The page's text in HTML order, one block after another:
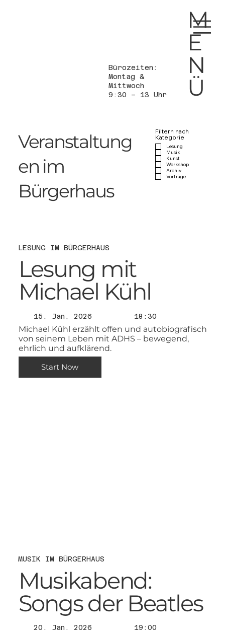
M
E
N
Ü
Bürozeiten:
Montag &
Mittwoch
9:30 – 13 Uhr
Veranstaltung
en im
Bürgerhaus
Filtern nach
Kategorie
Lesung
Musik
Kunst
Workshop
Archiv
Vorträge
LESUNG IM BÜRGERHAUS
Lesung mit
Michael Kühl
15. Jan. 2026 18:30
Michael Kühl erzählt offen und autobiografisch
von seinem Leben mit ADHS – bewegend,
ehrlich und aufklärend.
Start Now
MUSIK IM BÜRGERHAUS
Musikabend:
Songs der Beatles
20. Jan. 2026 19:00